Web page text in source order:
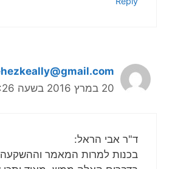
20 במרץ 2016 בשעה 16:26
ד"ר אבי הראל:
בכנות למרות המאמר וההשקעה